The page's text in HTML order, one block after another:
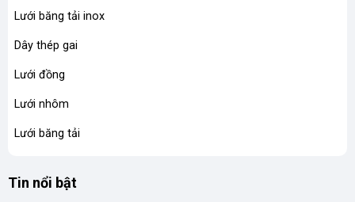
Lưới băng tải inox
Dây thép gai
Lưới đồng
Lưới nhôm
Lưới băng tải
Tin nổi bật